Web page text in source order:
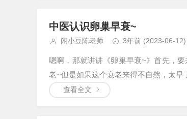
中医认识卵巢早衰~
闲小豆陈老师 3年前 (2023-06-12)
嗯啊，那就讲讲《卵巢早衰~》首先，
老~但是如果这个衰老来得不自然，太
查看全文